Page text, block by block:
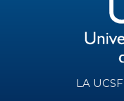
LA UCSF